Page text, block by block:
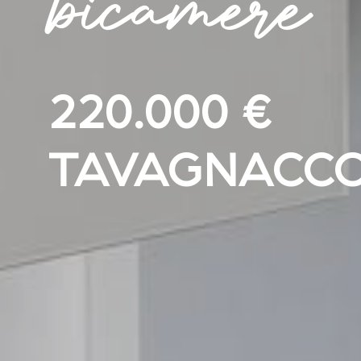
220.000 €